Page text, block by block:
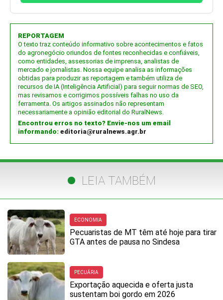
REPORTAGEM
O texto traz conteúdo informativo sobre acontecimentos e fatos
do agronegócio oriundos de fontes reconhecidas e confiáveis,
como entidades, assessorias de imprensa, analistas de
mercado e jornalistas. Nossa equipe analisa as informações
obtidas para produzir as reportagem e também utiliza de
recursos de IA (Inteligência Artificial) para seguir normas de SEO,
mas revisamos e corrigimos possíveis falhas no uso da
ferramenta. Os artigos assinados não representam
necessariamente a opinião editorial do RuralNews.
Encontrou erros no texto? Envie-nos um email
informando: editoria@ruralnews.agr.br
LEIA TAMBÉM
ECONOMIA
Pecuaristas de MT têm até hoje para tirar
GTA antes de pausa no Sindesa
PECUÁRIA
Exportação aquecida e oferta justa
sustentam boi gordo em 2026